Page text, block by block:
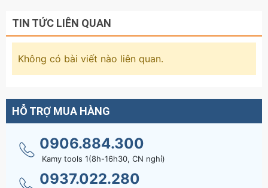
TIN TỨC LIÊN QUAN
Không có bài viết nào liên quan.
HỖ TRỢ MUA HÀNG
0906.884.300
Kamy tools 1(8h-16h30, CN nghỉ)
0937.022.280